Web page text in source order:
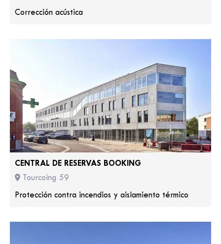
Corrección acústica
CENTRAL DE RESERVAS BOOKING
Tourcoing 59
Protección contra incendios y aislamiento térmico